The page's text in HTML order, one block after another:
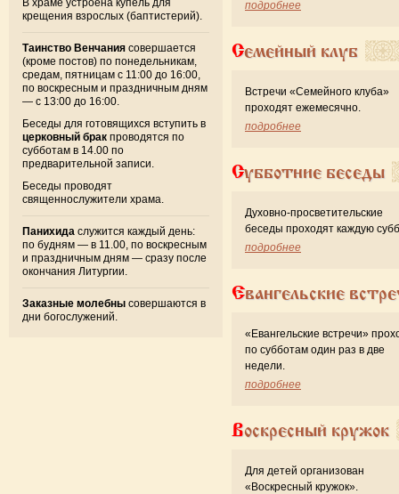
крещения взрослых (баптистерий).
Таинство Венчания совершается
(кроме постов) по понедельникам,
средам, пятницам с 11:00 до 16:00,
по воскресным и праздничным дням
— с 13:00 до 16:00.
Беседы для готовящихся вступить в
церковный брак проводятся по
субботам в 14.00 по
предварительной записи.
Беседы проводят
священнослужители храма.
Панихида служится каждый день:
по будням — в 11.00, по воскресным
и праздничным дням — сразу после
окончания Литургии.
Заказные молебны совершаются в
дни богослужений.
подробнее
Семейный клуб
Встречи «Семейного клуба»
проходят ежемесячно.
подробнее
Субботние беседы
Духовно-просветительские
беседы проходят каждую
подробнее
Евангельские
«Евангельские встречи»
по субботам один раз в две
недели.
подробнее
Воскресный кружок
Для детей организован
«Воскресный кружок».